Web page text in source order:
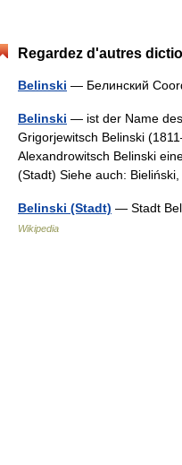
Regardez d'autres
Belinski — Белинский
Belinski — ist der Name
Grigorjewitsch Belinski
Alexandrowitsch Belinski
(Stadt) Siehe auch:
Belinski (Stadt) — Stadt
Wikipedia